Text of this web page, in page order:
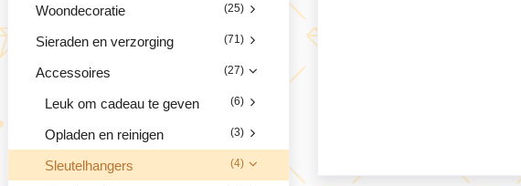
Woondecoratie (25)
Sieraden en verzorging (71)
Accessoires (27)
Leuk om cadeau te geven (6)
Opladen en reinigen (3)
Sleutelhangers (4)